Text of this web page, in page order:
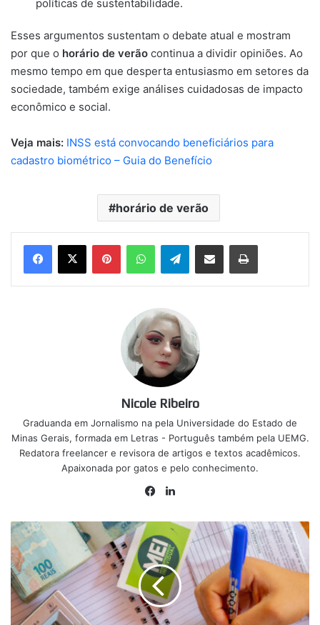
políticas de sustentabilidade.
Esses argumentos sustentam o debate atual e mostram
por que o horário de verão continua a dividir opiniões. Ao
mesmo tempo em que desperta entusiasmo em setores da
sociedade, também exige análises cuidadosas de impacto
econômico e social.
Veja mais: INSS está convocando beneficiários para
cadastro biométrico – Guia do Benefício
horário de verão
PinterestWhatsAppTelegramCompartilhar via e-mail Imprimir
Nicole Ribeiro
Graduanda em Jornalismo na pela Universidade do Estado de
Minas Gerais, formada em Letras - Português também pela UEMG.
Redatora freelancer e revisora de artigos e textos acadêmicos.
Apaixonada por gatos e pelo conhecimento.
Facebook
Afinal,
quanto
preciso
pagar
para
mudar
de